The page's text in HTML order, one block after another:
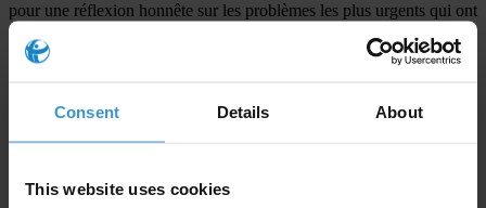
Consent Details About
This website uses cookies
pour une réflexion honnête sur les problèmes les plus urgents qui ont
alimenté les crises mondiales interdépendantes de la démocratie et de
la corruption, ainsi que les violations des droits de l'homme qui y
À la suite du Sommet, nous vous demandons de vous engager à
inclusif et participatif, avec un calendrier d'action clair. Il est